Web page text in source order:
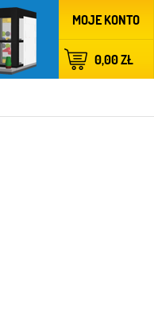
MOJE KONTO
0,00 ZŁ